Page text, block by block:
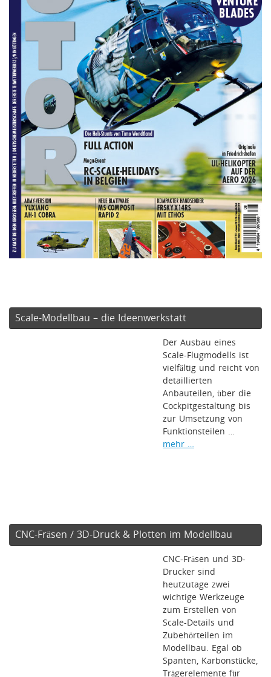
Scale-Modellbau – die Ideenwerkstatt
Der Ausbau eines
Scale-Flugmodells ist
vielfältig und reicht von
detaillierten
Anbauteilen, über die
Cockpitgestaltung bis
zur Umsetzung von
Funktionsteilen …
mehr …
CNC-Fräsen / 3D-Druck & Plotten im Modellbau
CNC-Fräsen und 3D-
Drucker sind
heutzutage zwei
wichtige Werkzeuge
zum Erstellen von
Scale-Details und
Zubehörteilen im
Modellbau. Egal ob
Spanten, Karbonstücke,
Trägerelemente für